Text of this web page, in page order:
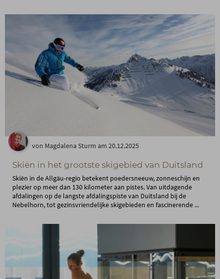
von Magdalena Sturm am 20.12.2025
Skiën in het grootste skigebied van Duitsland
Skiën in de Allgäu-regio betekent poedersneeuw, zonneschijn en
plezier op meer dan 130 kilometer aan pistes. Van uitdagende
afdalingen op de langste afdalingspiste van Duitsland bij de
Nebelhorn, tot gezinsvriendelijke skigebieden en fascinerende ...